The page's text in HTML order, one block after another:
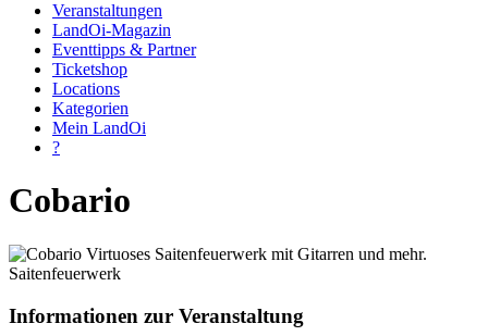
Veranstaltungen
LandOi-Magazin
Eventtipps & Partner
Ticketshop
Locations
Kategorien
Mein LandOi
?
Cobario
Virtuoses Saitenfeuerwerk mit Gitarren und mehr.
Saitenfeuerwerk
Informationen zur Veranstaltung